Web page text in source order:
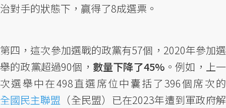
治對手的狀態下，贏得了8成選票。
第四，這次參加選戰的政黨有57個，2020年參加選
舉的政黨超過90個， 數量下降了45% 。例如，上一
次選舉中在498直選席位中囊括了396個席次的
全國民主聯盟 （全民盟）已在2023年遭到軍政府解